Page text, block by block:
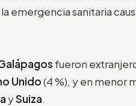
emergencia sanitaria
fueron
Unido(4 %), y en menor
ySuiza.